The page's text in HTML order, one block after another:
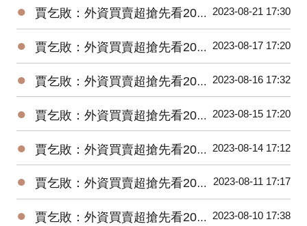
● 賈乞敗：外資買賣超搶先看20230821 2023-08-21 17:30
● 賈乞敗：外資買賣超搶先看20230817 2023-08-17 17:20
● 賈乞敗：外資買賣超搶先看20230816 2023-08-16 17:32
● 賈乞敗：外資買賣超搶先看20230815 2023-08-15 17:20
● 賈乞敗：外資買賣超搶先看20230814 2023-08-14 17:12
● 賈乞敗：外資買賣超搶先看20230811 2023-08-11 17:17
● 賈乞敗：外資買賣超搶先看20230810 2023-08-10 17:38